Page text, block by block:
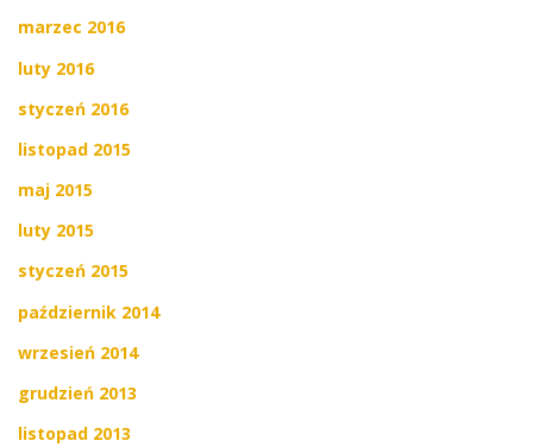
marzec 2016
luty 2016
styczeń 2016
listopad 2015
maj 2015
luty 2015
styczeń 2015
październik 2014
wrzesień 2014
grudzień 2013
listopad 2013